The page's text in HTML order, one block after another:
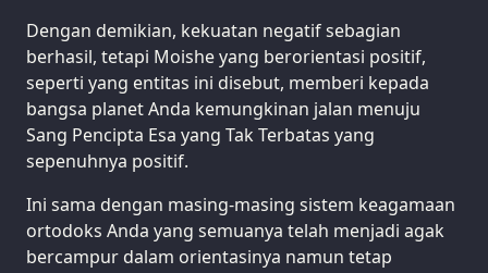
Dengan demikian, kekuatan negatif sebagian
berhasil, tetapi Moishe yang berorientasi positif,
seperti yang entitas ini disebut, memberi kepada
bangsa planet Anda kemungkinan jalan menuju
Sang Pencipta Esa yang Tak Terbatas yang
sepenuhnya positif.
Ini sama dengan masing-masing sistem keagamaan
ortodoks Anda yang semuanya telah menjadi agak
bercampur dalam orientasinya namun tetap